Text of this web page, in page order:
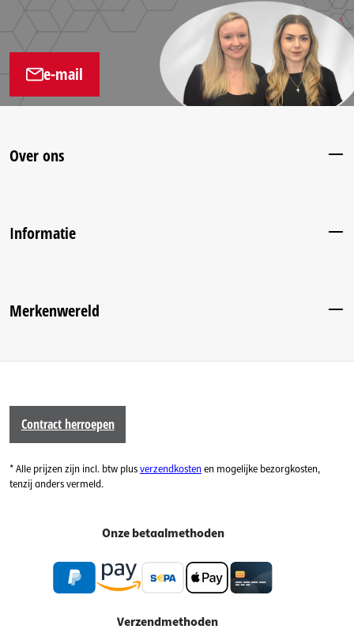
e-mail
Over ons
Informatie
Merkenwereld
Contract herroepen
* Alle prijzen zijn incl. btw plusverzendkostenen mogelijke bezorgkosten,
tenzij anders vermeld.
Onze betaalmethoden
Verzendmethoden